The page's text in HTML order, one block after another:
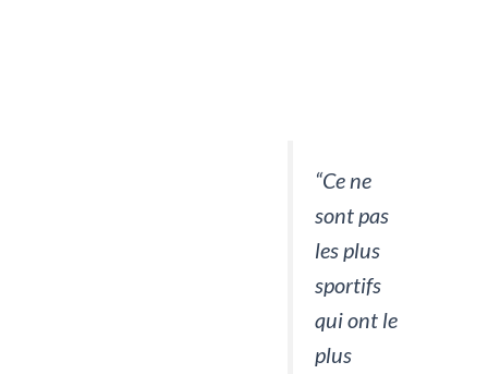
“Ce ne
sont pas
les plus
sportifs
qui ont le
plus